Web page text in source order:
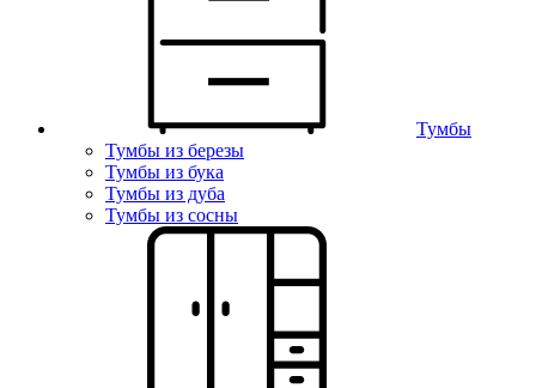
Тумбы
Тумбы из березы
Тумбы из бука
Тумбы из дуба
Тумбы из сосны